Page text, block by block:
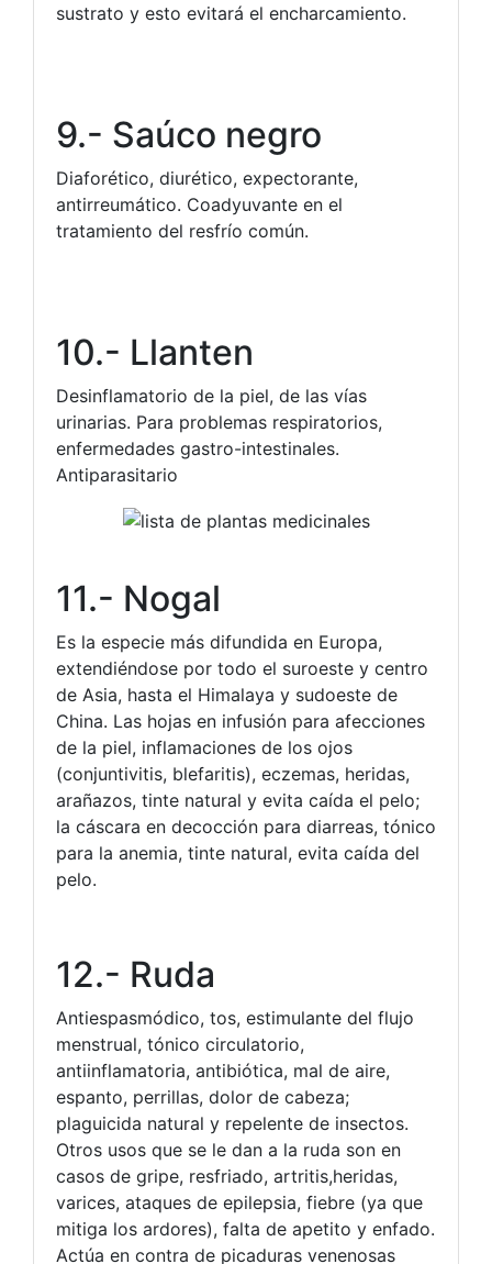
sustrato y esto evitará el encharcamiento.
9.- Saúco negro
Diaforético, diurético, expectorante,
antirreumático. Coadyuvante en el
tratamiento del resfrío común.
10.- Llanten
Desinflamatorio de la piel, de las vías
urinarias. Para problemas respiratorios,
enfermedades gastro-intestinales.
Antiparasitario
11.- Nogal
Es la especie más difundida en Europa,
extendiéndose por todo el suroeste y centro
de Asia, hasta el Himalaya y sudoeste de
China. Las hojas en infusión para afecciones
de la piel, inflamaciones de los ojos
(conjuntivitis, blefaritis), eczemas, heridas,
arañazos, tinte natural y evita caída el pelo;
la cáscara en decocción para diarreas, tónico
para la anemia, tinte natural, evita caída del
pelo.
12.- Ruda
Antiespasmódico, tos, estimulante del flujo
menstrual, tónico circulatorio,
antiinflamatoria, antibiótica, mal de aire,
espanto, perrillas, dolor de cabeza;
plaguicida natural y repelente de insectos.
Otros usos que se le dan a la ruda son en
casos de gripe, resfriado, artritis,heridas,
varices, ataques de epilepsia, fiebre (ya que
mitiga los ardores), falta de apetito y enfado.
Actúa en contra de picaduras venenosas